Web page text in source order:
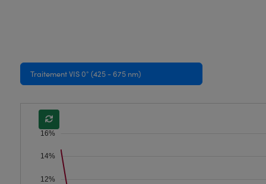
Traitement VIS 0° (425 - 675 nm)
12%
14%
16%